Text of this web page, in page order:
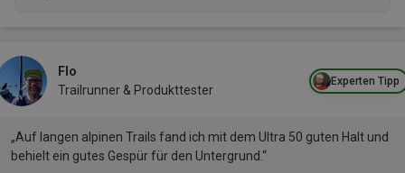
Experten Tipp
Flo
Trailrunner & Produkttester
„Auf langen alpinen Trails fand ich mit dem Ultra 50 guten Halt und
behielt ein gutes Gespür für den Untergrund.“